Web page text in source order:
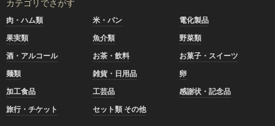
カテゴリでさがす
肉・ハム類 米・パン
電化製品
果実類
魚介類
野菜類
酒・アルコール
お茶・飲料
お菓子・スイーツ
麺類
雑貨・日用品
卵
加工食品
工芸品
感謝状・記念品
旅行・チケット
セット類 その他